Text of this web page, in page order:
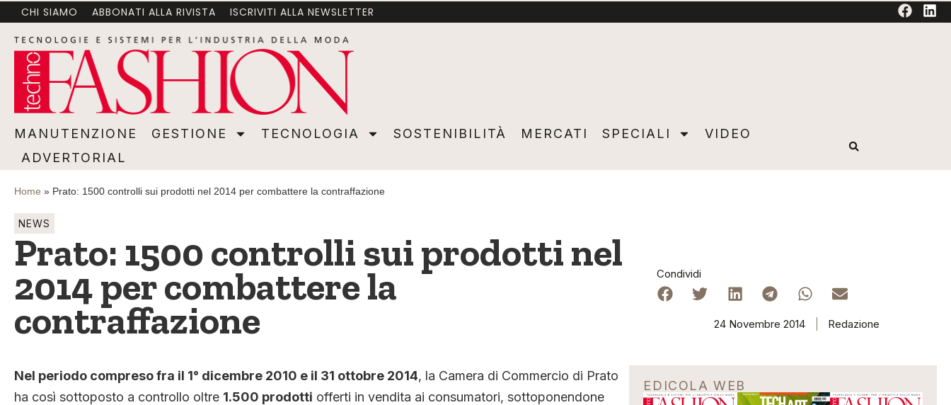
MANUTENZIONE GESTIONE TECNOLOGIA SOSTENIBILITÀ MERCATI SPECIALI VIDEO ADVERTORIAL
CHI SIAMO ABBONATI ALLA RIVISTA ISCRIVITI ALLA NEWSLETTER
MANUTENZIONE GESTIONE TECNOLOGIA SOSTENIBILITÀ MERCATI SPECIALI
VIDEO
ADVERTORIAL
Home » Prato: 1500 controlli sui prodotti nel 2014 per combattere la contraffazione
NEWS
Prato: 1500 controlli sui prodotti nel
2014 per combattere la
contraffazione
Condividi
24 Novembre 2014 Redazione
Nel periodo compreso fra il 1° dicembre 2010 e il 31 ottobre 2014, la Camera di Commercio di Prato
ha così sottoposto a controllo oltre 1.500 prodotti offerti in vendita ai consumatori, sottoponendone
EDICOLA WEB